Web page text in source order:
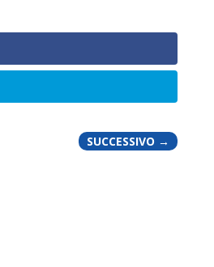
SUCCESSIVO →